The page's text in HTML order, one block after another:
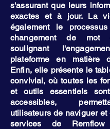
s'assurant que leurs
exactes et à jour. La
également le
changement de mot
soulignant
plateforme en matière
Enfin, elle présente le
convivial, où toutes les
et outils essentiels
accessibles,
utilisateurs de naviguer
services de